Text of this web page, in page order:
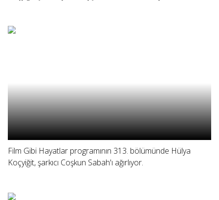
Film Gibi Hayatlar programının 313. bölümünde Hülya
Koçyiğit, şarkıcı Coşkun Sabah'ı ağırlıyor.